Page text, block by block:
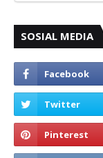
SOSIAL MEDIA